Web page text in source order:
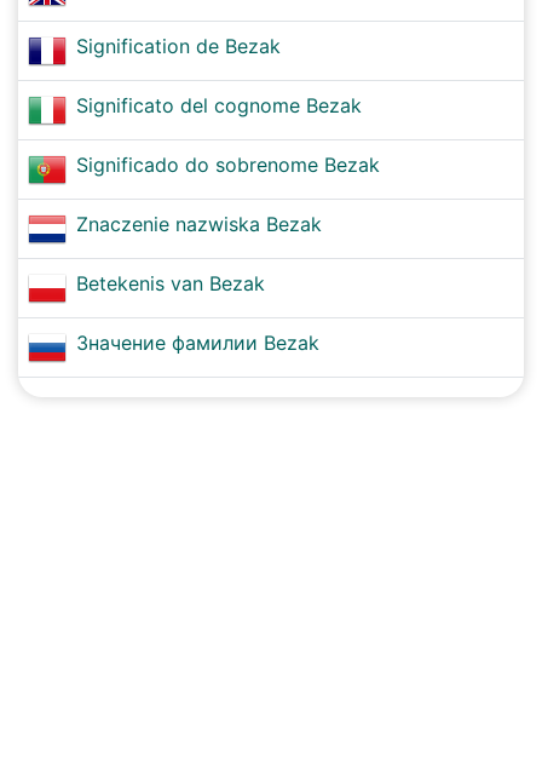
Signification de Bezak
Significato del cognome Bezak
Significado do sobrenome Bezak
Znaczenie nazwiska Bezak
Betekenis van Bezak
Значение фамилии Bezak